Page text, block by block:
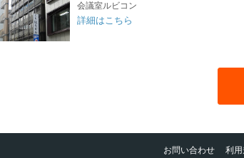
会議室ルビコン
詳細はこちら
お問い合わせ 利